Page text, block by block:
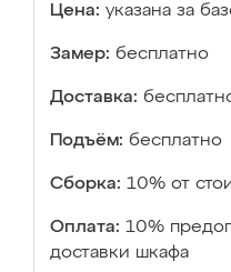
Цена: указана за
Замер: бесплатно
Доставка:
Подъём: бесплатно
Сборка: 10% от
Оплата: 10%
доставки шкафа